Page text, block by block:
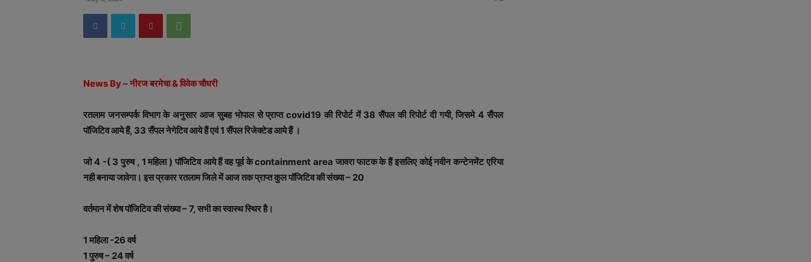
News By – नीरज बरमेचा & विवेक चौधरी
रतलाम जनसम्पर्क विभाग के अनुसार आज सुबह भोपाल से प्राप्त covid19 की रिपोर्ट में 38 सैंपल की रिपोर्ट दी गयी, जिसमे 4 सैंपल
पॉजिटिव आये हैं, 33 सैंपल नेगेटिव आये हैं एवं 1 सैंपल रिजेक्टेड आये हैं ।
जो 4 -( 3 पुरुष , 1 महिला ) पॉजिटिव आये हैं वह पूर्व के containment area जावरा फाटक के हैं इसलिए कोई नवीन कन्टेनमेंट एरिया
नही बनाया जावेगा। इस प्रकार रतलाम जिले में आज तक प्राप्त कुल पॉजिटिव की संख्या – 20
वर्तमान में शेष पॉजिटिव की संख्या – 7, सभी का स्वास्थ स्थिर है।
1 महिला -26 वर्ष
1 पुरुष – 24 वर्ष